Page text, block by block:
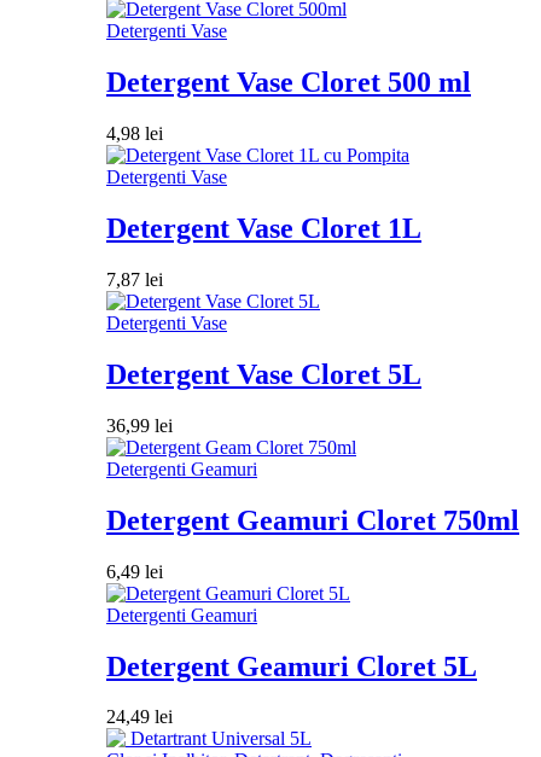
Detergenti Vase
Detergent Vase Cloret 500 ml
4,98 lei
Detergenti Vase
Detergent Vase Cloret 1L
7,87 lei
Detergenti Vase
Detergent Vase Cloret 5L
36,99 lei
Detergenti Geamuri
Detergent Geamuri Cloret 750ml
6,49 lei
Detergenti Geamuri
Detergent Geamuri Cloret 5L
24,49 lei